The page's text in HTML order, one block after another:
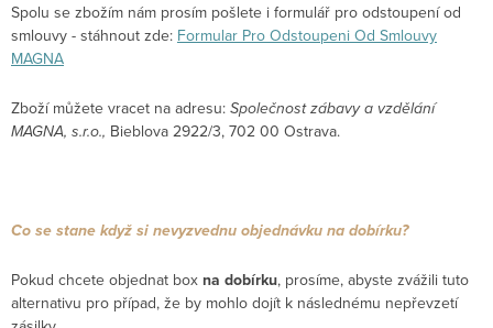
Spolu se zbožím nám prosím pošlete i formulář pro odstoupení od
smlouvy - stáhnout zde: Formular Pro Odstoupeni Od Smlouvy
MAGNA
Zboží můžete vracet na adresu: Společnost zábavy a vzdělání
MAGNA, s.r.o., Bieblova 2922/3, 702 00 Ostrava.
Co se stane když si nevyzvednu objednávku na dobírku?
Pokud chcete objednat box na dobírku, prosíme, abyste zvážili tuto
alternativu pro případ, že by mohlo dojít k následnému nepřevzetí